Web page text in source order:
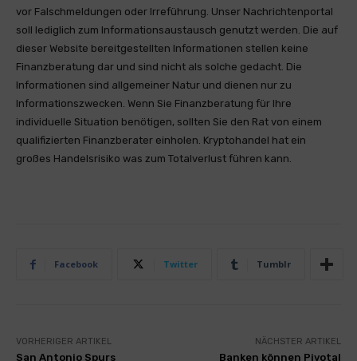
vor Falschmeldungen oder Irreführung. Unser Nachrichtenportal
soll lediglich zum Informationsaustausch genutzt werden. Die auf
dieser Website bereitgestellten Informationen stellen keine
Finanzberatung dar und sind nicht als solche gedacht. Die
Informationen sind allgemeiner Natur und dienen nur zu
Informationszwecken. Wenn Sie Finanzberatung für Ihre
individuelle Situation benötigen, sollten Sie den Rat von einem
qualifizierten Finanzberater einholen. Kryptohandel hat ein
großes Handelsrisiko was zum Totalverlust führen kann.
Facebook Twitter Tumblr
VORHERIGER ARTIKEL
San Antonio Spurs
NÄCHSTER ARTIKEL
Banken können Pivotal